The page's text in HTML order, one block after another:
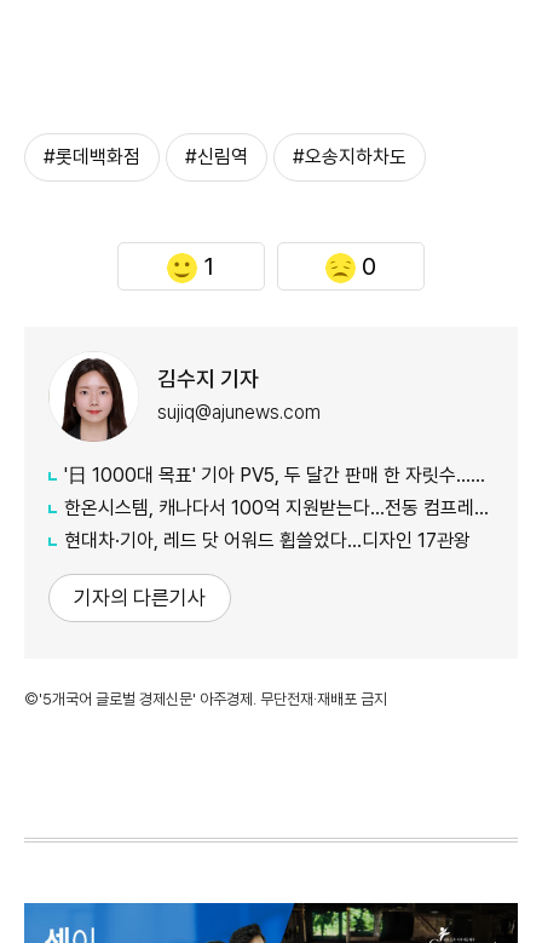
#롯데백화점 #신림역 #오송지하차도
1 0
김수지 기자
sujiq@ajunews.com
'日 1000대 목표' 기아 PV5, 두 달간 판매 한 자릿수…초기 안착 시험대
한온시스템, 캐나다서 100억 지원받는다…전동 컴프레서 생산↑
현대차·기아, 레드 닷 어워드 휩쓸었다…디자인 17관왕
기자의 다른기사
©'5개국어 글로벌 경제신문' 아주경제. 무단전재·재배포 금지